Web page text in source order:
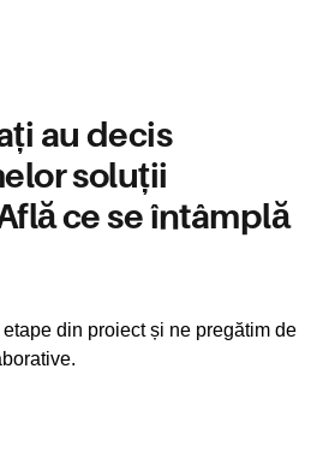
au decis
soluții
ce se întâmplă
din proiect și ne pregătim de